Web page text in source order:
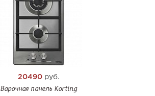
20490руб.
Варочная панель Korting